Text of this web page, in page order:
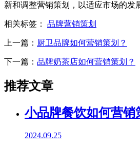
新和调整营销策划，以适应市场的发
相关标签： 品牌营销策划
上一篇： 厨卫品牌如何营销策划？
下一篇： 品牌奶茶店如何营销策划？
推荐文章
小品牌餐饮如何营销
2024.09.25